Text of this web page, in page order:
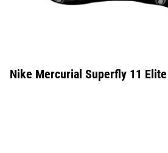
Nike Mercurial Superfly 11 Elite